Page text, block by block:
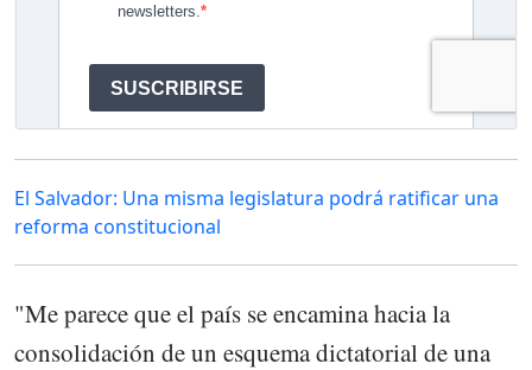
El Salvador: Una misma legislatura podrá ratificar una
reforma constitucional
"Me parece que el país se encamina hacia la
consolidación de un esquema dictatorial de una